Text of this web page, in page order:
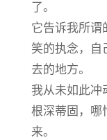
了。
它告诉我所谓
笑的执念，自
去的地方。
我从未如此冲
根深蒂固，哪
来。